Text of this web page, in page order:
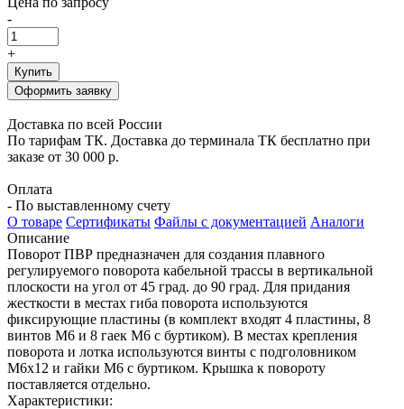
-
+
Купить
Оформить заявку
Доставка по всей России
По тарифам ТК. Доставка до терминала ТК бесплатно при
заказе от 30 000 р.
Оплата
- По выставленному счету
О товаре Сертификаты Файлы с документацией Аналоги
Описание
Поворот ПВР предназначен для создания плавного
регулируемого поворота кабельной трассы в вертикальной
плоскости на угол от 45 град. до 90 град. Для придания
жесткости в местах гиба поворота используются
фиксирующие пластины (в комплект входят 4 пластины, 8
винтов М6 и 8 гаек М6 с буртиком). В местах крепления
поворота и лотка используются винты с подголовником
М6х12 и гайки М6 с буртиком. Крышка к повороту
поставляется отдельно.
Характеристики: